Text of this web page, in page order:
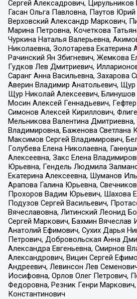
Сергей Алексадрович, Цирульников
Гасан Ольга Павловна, Паутов Юрий
Верховский Александр Маркович,
Марина Петровна, Кочеткова
Чуркина Наталья Валерьевна,
Николаевна, Золотарева Екатерина
Рачинский Ян Збигневич, Жемкова
Гудков Лев Дмитриевич,
Саранг Анна Васильевна, Захарова
Аверин Владимир Анатольевич, Щур
Щур Николай Алексеевич,
Мосин Алексей Геннадьевич,
Симонов Алексей Кириллович,
Мельникова Валентина Дмитриевна,
Владимировна, Баженова Светлана
Максимов Сергей Владимирович,
Голубева Елена Николаевна,
Алексеевна, Закс Елена
Юрьевна, Гендель Людмила
Екатерина Алексеевна, Шуманов
Арапова Галина Юрьевна,
Прохоров Вадим Юрьевич, Шахова
Подузов Сергей Васильевич,
Вячеславовна, Литинский Леонид
Сергей Маркович, Бахмин
Анатолий Ефимович, Сухих Дарья
Петрович, Добровольская Анна
Александра Евгеньевна, Смирнов
Александрович, Вицин Сергей
Андреевич, Левинсон Лев
Иосифовна, Орлов Олег Петрович,
Федоровна, Резник Генри
Константинович